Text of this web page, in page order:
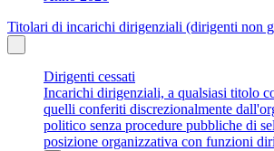
Titolari di incarichi dirigenziali (dirigenti non
Dirigenti cessati
Incarichi dirigenziali, a qualsiasi titolo
quelli conferiti discrezionalmente
politico senza procedure pubbliche di
posizione organizzativa con funzioni